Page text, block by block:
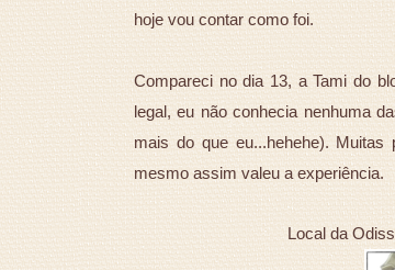
hoje vou contar como foi.
Compareci no dia 13, a Tami do
legal, eu não conhecia nenhuma
mais do que eu...hehehe).
mesmo assim valeu a experiência.
Local da